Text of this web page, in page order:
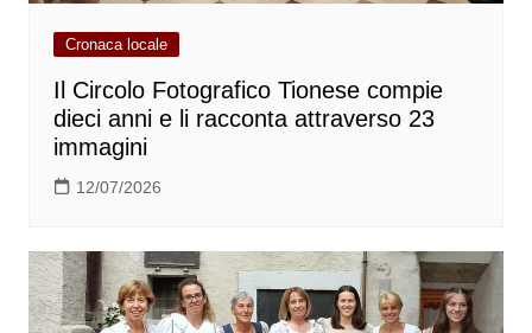
Cronaca locale
Il Circolo Fotografico Tionese compie
dieci anni e li racconta attraverso 23
immagini
12/07/2026